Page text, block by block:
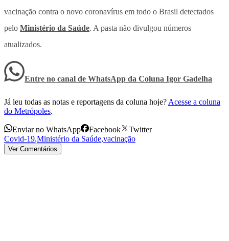
vacinação contra o novo coronavírus em todo o Brasil detectados
pelo Ministério da Saúde. A pasta não divulgou números
atualizados.
Entre no canal de WhatsApp da Coluna Igor Gadelha
Já leu todas as notas e reportagens da coluna hoje? Acesse a coluna
do Metrópoles.
Enviar no WhatsApp Facebook
Twitter
Covid-19,Ministério da Saúde,vacinação
Ver Comentários